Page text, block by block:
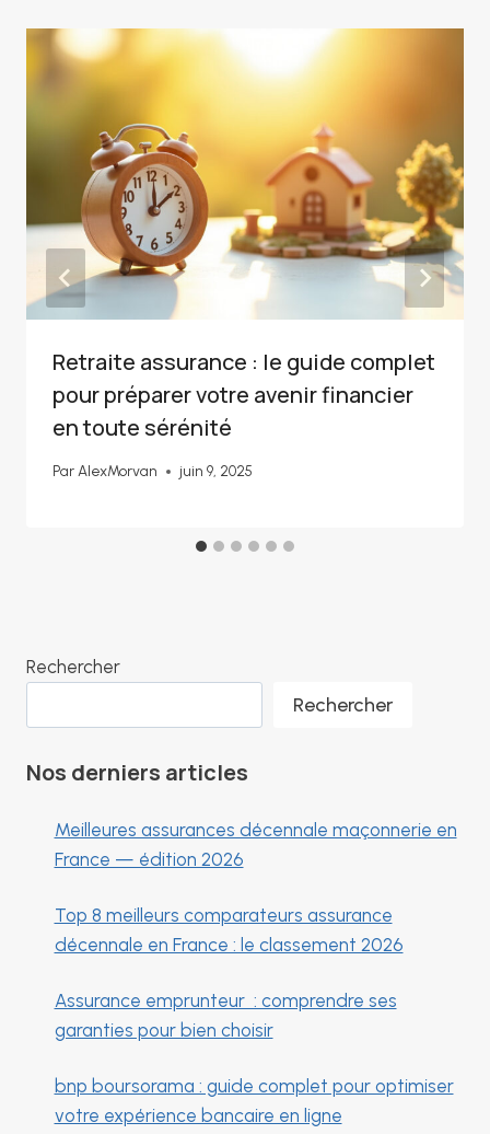
Retraite assurance : le guide complet
pour préparer votre avenir financier
en toute sérénité
Par AlexMorvan juin 9, 2025
Rechercher
Rechercher
Nos derniers articles
Meilleures assurances décennale maçonnerie en
France — édition 2026
Top 8 meilleurs comparateurs assurance
décennale en France : le classement 2026
Assurance emprunteur : comprendre ses
garanties pour bien choisir
bnp boursorama : guide complet pour optimiser
votre expérience bancaire en ligne